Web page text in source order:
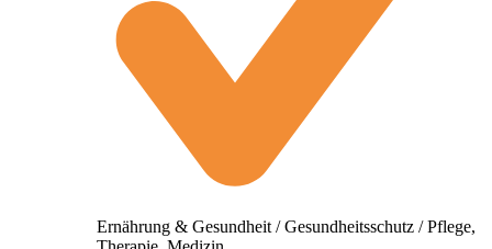
Ernährung & Gesundheit / Gesundheitsschutz / Pflege,